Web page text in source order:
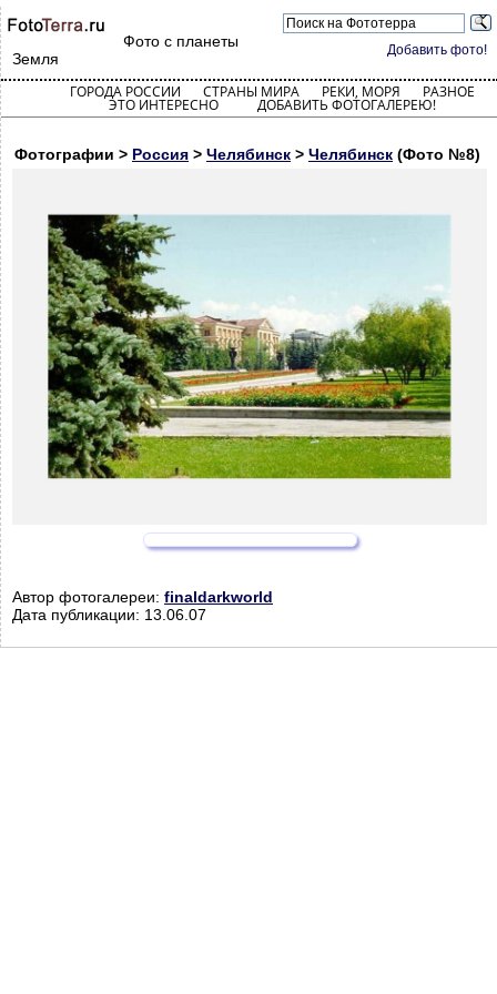
Добавить фото!
Фото с планеты
Земля
ГОРОДА РОССИИ СТРАНЫ МИРА РЕКИ, МОРЯ РАЗНОЕ
ЭТО ИНТЕРЕСНО ДОБАВИТЬ ФОТОГАЛЕРЕЮ!
Фотографии > Россия > Челябинск > Челябинск (Фото №8)
Автор фотогалереи: finaldarkworld
Дата публикации: 13.06.07